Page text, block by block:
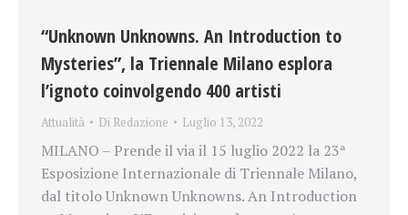
“Unknown Unknowns. An Introduction to
Mysteries”, la Triennale Milano esplora
l’ignoto coinvolgendo 400 artisti
Attualità Di Redazione Luglio 13, 2022
MILANO – Prende il via il 15 luglio 2022 la 23ª
Esposizione Internazionale di Triennale Milano,
dal titolo Unknown Unknowns. An Introduction